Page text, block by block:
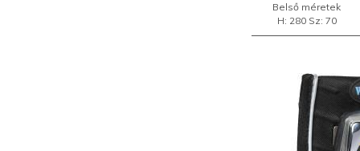
Belső méretek
H: 280 Sz: 70